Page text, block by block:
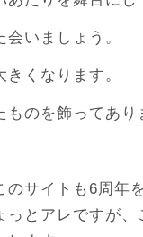
いましょう。
くなります。
ものを飾ってあ
サイトも6周年
っとアレですが